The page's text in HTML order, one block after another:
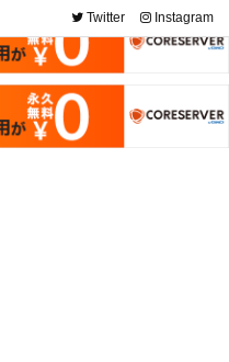
Twitter Instagram